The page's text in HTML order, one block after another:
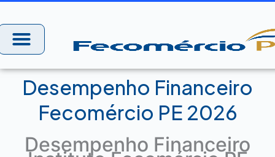
para
conteúdo
Desempenho Financeiro
Fecomércio PE 2026
Desempenho Financeiro